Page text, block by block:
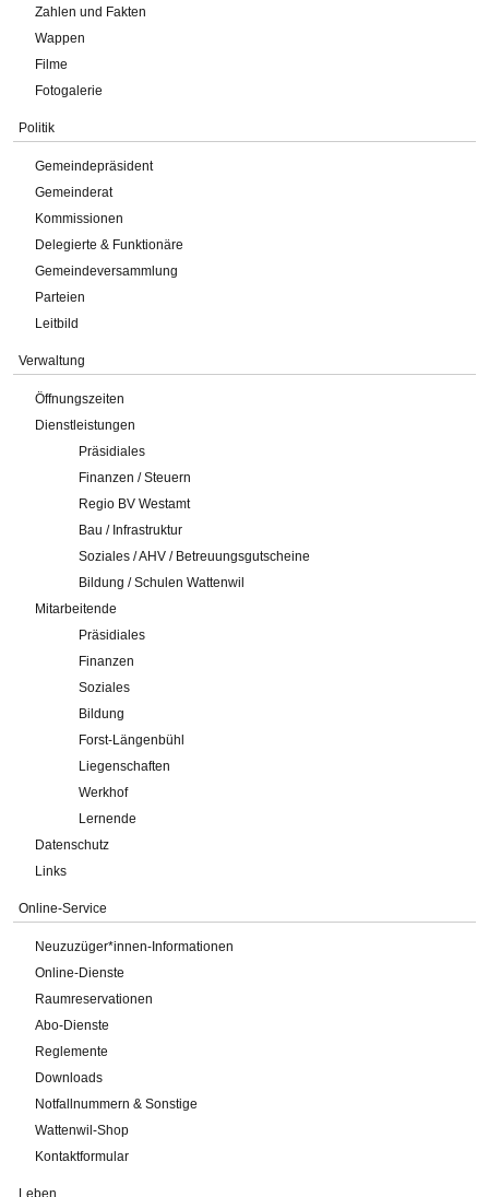
Zahlen und Fakten
Wappen
Filme
Fotogalerie
Politik
Gemeindepräsident
Gemeinderat
Kommissionen
Delegierte & Funktionäre
Gemeindeversammlung
Parteien
Leitbild
Verwaltung
Öffnungszeiten
Dienstleistungen
Präsidiales
Finanzen / Steuern
Regio BV Westamt
Bau / Infrastruktur
Soziales / AHV / Betreuungsgutscheine
Bildung / Schulen Wattenwil
Mitarbeitende
Präsidiales
Finanzen
Soziales
Bildung
Forst-Längenbühl
Liegenschaften
Werkhof
Lernende
Datenschutz
Links
Online-Service
Neuzuzüger*innen-Informationen
Online-Dienste
Raumreservationen
Abo-Dienste
Reglemente
Downloads
Notfallnummern & Sonstige
Wattenwil-Shop
Kontaktformular
Leben